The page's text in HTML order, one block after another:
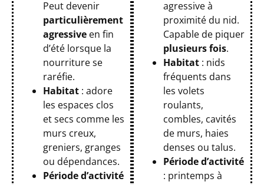
Peut devenir
particulièrement
agressive en fin
d’été lorsque la
nourriture se
raréfie.
Habitat : adore
les espaces clos
et secs comme les
murs creux,
greniers, granges
ou dépendances.
Période d’activité
agressive à
proximité du nid.
Capable de piquer
plusieurs fois.
Habitat : nids
fréquents dans
les volets
roulants,
combles, cavités
de murs, haies
denses ou talus.
Période d’activité
: printemps à